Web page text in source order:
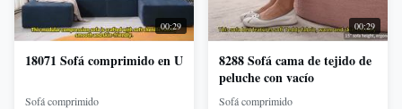
00:29
18071 Sofá comprimido en U
Sofá comprimido
00:29
8288 Sofá cama de tejido de
peluche con vacío
Sofá comprimido